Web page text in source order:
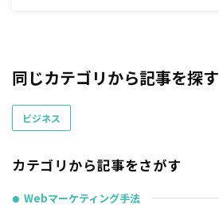
同じカテゴリから記事を探す
ビジネス
カテゴリから記事をさがす
● Webマーケティング手法